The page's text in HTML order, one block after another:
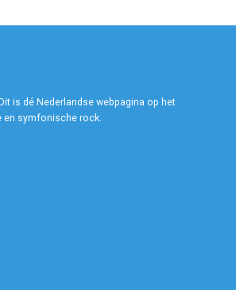
is dé Nederlandse webpagina op het
en symfonische rock.